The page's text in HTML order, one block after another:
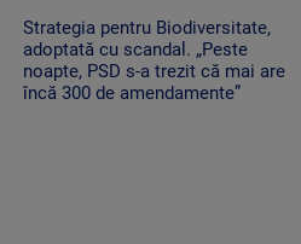
Strategia pentru Biodiversitate,
adoptată cu scandal. „Peste
noapte, PSD s-a trezit că mai are
încă 300 de amendamente”